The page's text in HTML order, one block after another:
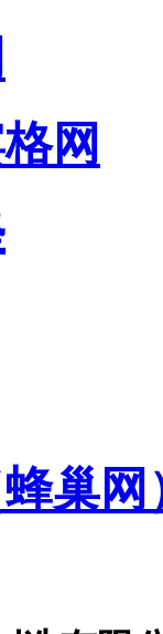
网
巢网